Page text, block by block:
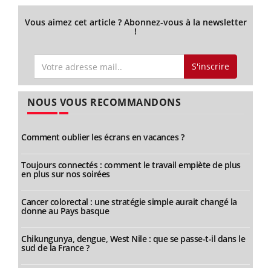
Vous aimez cet article ? Abonnez-vous à la newsletter
!
S'inscrire
NOUS VOUS RECOMMANDONS
Comment oublier les écrans en vacances ?
Toujours connectés : comment le travail empiète de plus
en plus sur nos soirées
Cancer colorectal : une stratégie simple aurait changé la
donne au Pays basque
Chikungunya, dengue, West Nile : que se passe-t-il dans le
sud de la France ?